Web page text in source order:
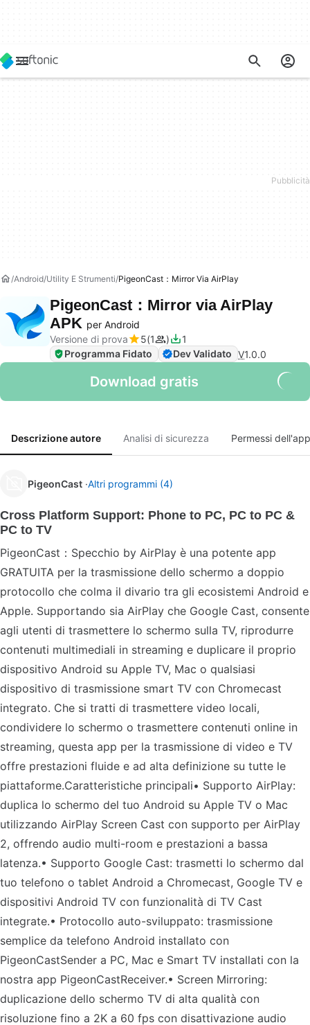
Android Utility E Strumenti PigeonCast：Mirror Via AirPlay
PigeonCast：Mirror via AirPlay
APK per Android
Versione di prova
5 1
1
Programma Fidato
Dev Validato V1.0.0
Download gratis
Descrizione autore Analisi di sicurezza Permessi dell'app
PigeonCast Altri programmi (4)
Cross Platform Support: Phone to PC, PC to PC &
PC to TV
PigeonCast：Specchio by AirPlay è una potente app
GRATUITA per la trasmissione dello schermo a doppio
protocollo che colma il divario tra gli ecosistemi Android e
Apple. Supportando sia AirPlay che Google Cast, consente
agli utenti di trasmettere lo schermo sulla TV, riprodurre
contenuti multimediali in streaming e duplicare il proprio
dispositivo Android su Apple TV, Mac o qualsiasi
dispositivo di trasmissione smart TV con Chromecast
integrato. Che si tratti di trasmettere video locali,
condividere lo schermo o trasmettere contenuti online in
streaming, questa app per la trasmissione di video e TV
offre prestazioni fluide e ad alta definizione su tutte le
piattaforme.Caratteristiche principali• Supporto AirPlay:
duplica lo schermo del tuo Android su Apple TV o Mac
utilizzando AirPlay Screen Cast con supporto per AirPlay
2, offrendo audio multi-room e prestazioni a bassa
latenza.• Supporto Google Cast: trasmetti lo schermo dal
tuo telefono o tablet Android a Chromecast, Google TV e
dispositivi Android TV con funzionalità di TV Cast
integrate.• Protocollo auto-sviluppato: trasmissione
semplice da telefono Android installato con
PigeonCastSender a PC, Mac e Smart TV installati con la
nostra app PigeonCastReceiver.• Screen Mirroring:
duplicazione dello schermo TV di alta qualità con
risoluzione fino a 2K a 60 fps con disattivazione audio